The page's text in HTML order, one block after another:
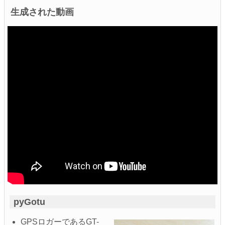
生成された動画
pyGotu
GPSロガーであるGT-